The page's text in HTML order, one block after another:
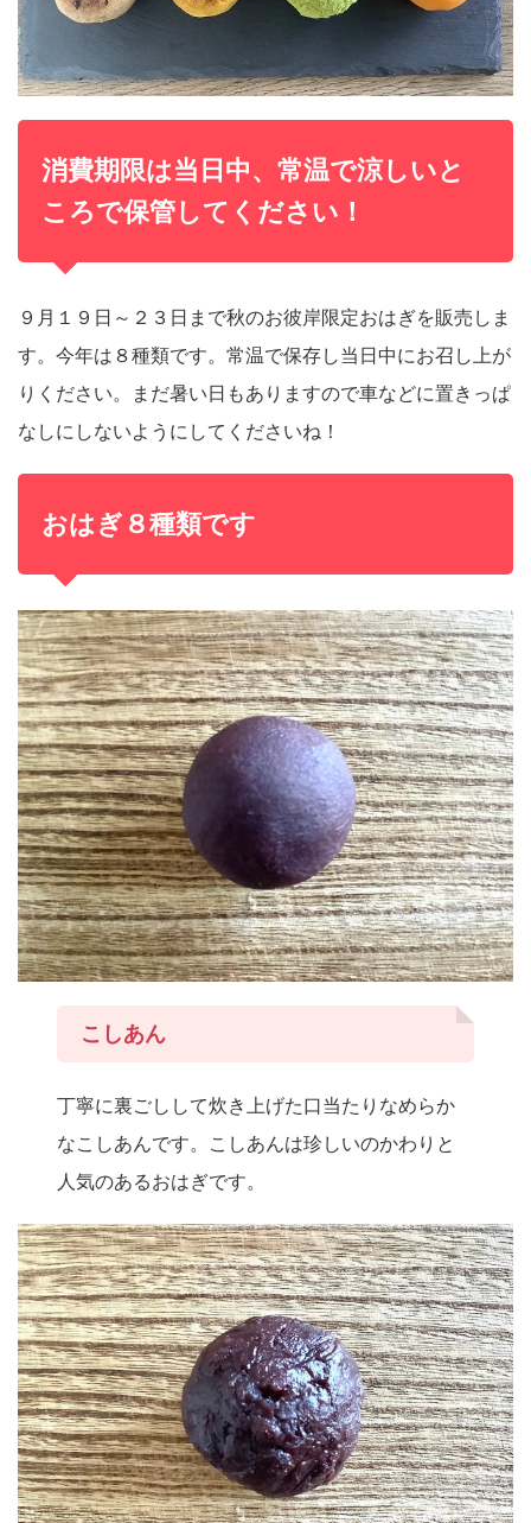
消費期限は当日中、常温で涼しいと
ころで保管してください！
９月１９日～２３日まで秋のお彼岸限定おはぎを販売しま
す。今年は８種類です。常温で保存し当日中にお召し上が
りください。まだ暑い日もありますので車などに置きっぱ
なしにしないようにしてくださいね！
おはぎ８種類です
こしあん
丁寧に裏ごしして炊き上げた口当たりなめらか
なこしあんです。こしあんは珍しいのかわりと
人気のあるおはぎです。